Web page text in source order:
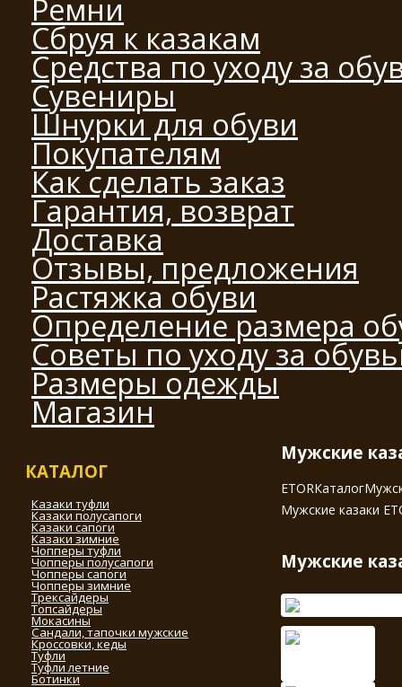
Ремни
Сбруя к казакам
Средства по уходу за
Сувениры
Шнурки для обуви
Покупателям
Как сделать заказ
Гарантия, возврат
Доставка
Отзывы, предложения
Растяжка обуви
Определение размера
Советы по уходу за
Размеры одежды
Магазин
КАТАЛОГ
Казаки туфли
Казаки полусапоги
Казаки сапоги
Казаки зимние
Чопперы туфли
Чопперы полусапоги
Чопперы сапоги
Чопперы зимние
Трексайдеры
Топсайдеры
Мокасины
Сандали, тапочки мужские
Кроссовки, кеды
Туфли
Туфли летние
Ботинки
Мужские
ETORКаталог
Мужские казаки
Мужские